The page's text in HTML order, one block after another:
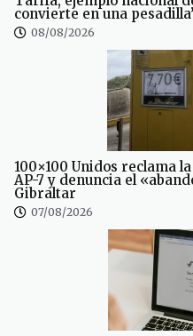
convierte en una
08/08/2026
100×100 Unidos reclama
AP-7 y denuncia el
Gibraltar
07/08/2026